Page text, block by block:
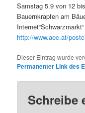
Samstag 5.9 von 12
Bauernkrapfen am
http://www.aec.at/
Dieser Eintrag wurde
Permanenter Link des
Schreibe